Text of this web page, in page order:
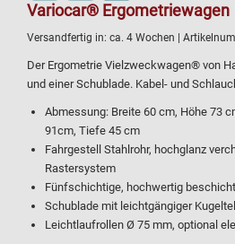
Variocar® Ergometriewagen
Versandfertig in: ca. 4 Wochen |
Der Ergometrie Vielzweckwagen® von
und einer Schublade. Kabel- und
Abmessung: Breite 60 cm, Höhe 73
91cm, Tiefe 45 cm
Fahrgestell Stahlrohr, hochglanz
Rastersystem
Fünfschichtige, hochwertig
Schublade mit leichtgängiger
Leichtlaufrollen Ø 75 mm, optional